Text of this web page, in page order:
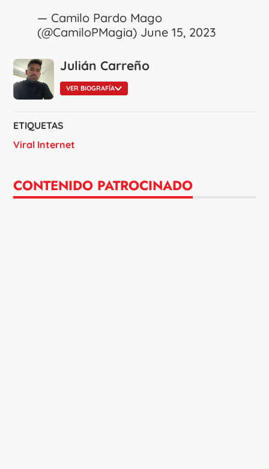
— Camilo Pardo Mago
(@CamiloPMagia) June 15, 2023
Julián Carreño
VER BIOGRAFÍA
ETIQUETAS
Viral Internet
CONTENIDO PATROCINADO